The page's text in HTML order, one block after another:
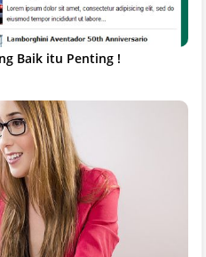
Baik itu Penting !